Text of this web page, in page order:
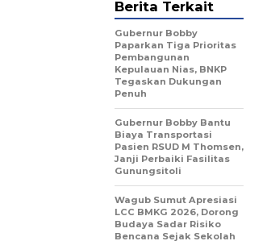
Berita Terkait
Gubernur Bobby
Paparkan Tiga Prioritas
Pembangunan
Kepulauan Nias, BNKP
Tegaskan Dukungan
Penuh
Gubernur Bobby Bantu
Biaya Transportasi
Pasien RSUD M Thomsen,
Janji Perbaiki Fasilitas
Gunungsitoli
Wagub Sumut Apresiasi
LCC BMKG 2026, Dorong
Budaya Sadar Risiko
Bencana Sejak Sekolah